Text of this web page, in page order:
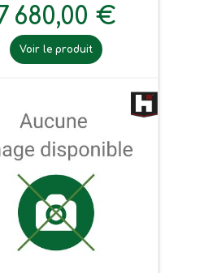
680,00 €
Voir le produit